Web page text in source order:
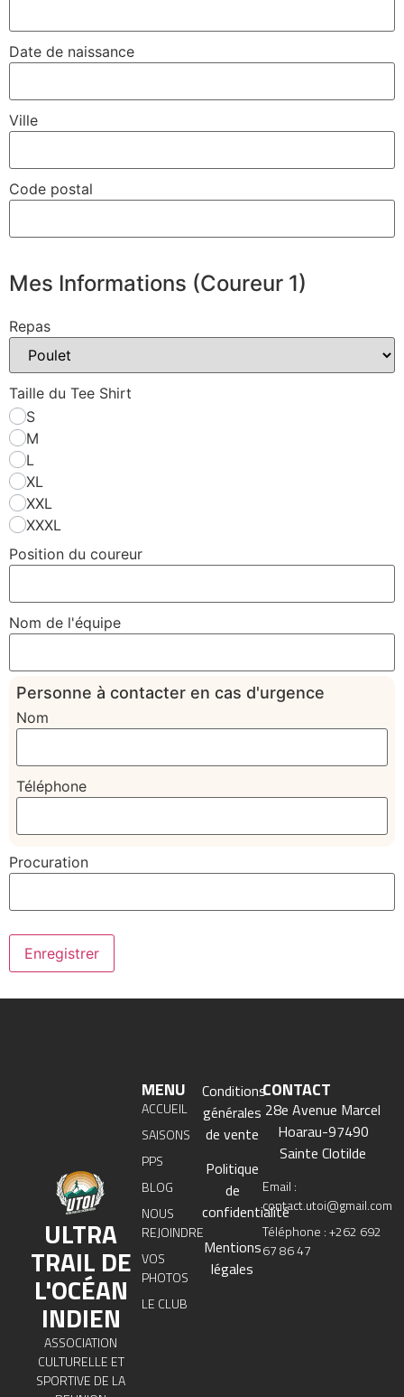
Date de naissance
Ville
Code postal
Mes Informations (Coureur 1)
Repas
Taille du Tee Shirt
S
M
L
XL
XXL
XXXL
Position du coureur
Nom de l'équipe
Personne à contacter en cas d'urgence
Nom
Téléphone
Procuration
Enregistrer
ULTRA
TRAIL DE
L'OCÉAN
INDIEN
ASSOCIATION
CULTURELLE ET
SPORTIVE DE LA
Conditions
générales
de vente
Politique
de
confidentialité
Mentions
légales
MENU
ACCUEIL
SAISONS
PPS
BLOG
NOUS
REJOINDRE
VOS
PHOTOS
LE CLUB
CONTACT
28e Avenue Marcel
Hoarau-97490
Sainte Clotilde
Email :
contact.utoi@gmail.com
Téléphone : +262 692
67 86 47